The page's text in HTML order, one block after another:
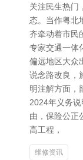
关注民生热门
态。当作粤北
齐牵动着市民
专家交通一体
偏远地区大众
说念路改良，
明注解方面，
2024年义务
由，保险公正
高工程，
维修资讯